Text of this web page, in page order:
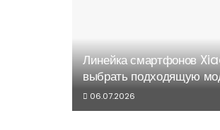
Линейка смартфонов
выбрать подходящую
06.07.2026